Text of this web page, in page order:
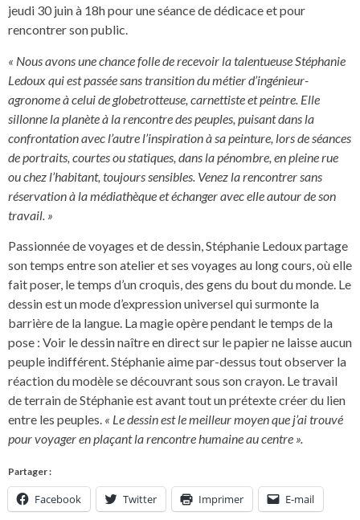
jeudi 30 juin à 18h pour une séance de dédicace et pour
rencontrer son public.
« Nous avons une chance folle de recevoir la talentueuse Stéphanie
Ledoux qui est passée sans transition du métier d’ingénieur-
agronome à celui de globetrotteuse, carnettiste et peintre. Elle
sillonne la planète à la rencontre des peuples, puisant dans la
confrontation avec l’autre l’inspiration à sa peinture, lors de séances
de portraits, courtes ou statiques, dans la pénombre, en pleine rue
ou chez l’habitant, toujours sensibles. Venez la rencontrer sans
réservation à la médiathèque et échanger avec elle autour de son
travail. »
Passionnée de voyages et de dessin, Stéphanie Ledoux partage
son temps entre son atelier et ses voyages au long cours, où elle
fait poser, le temps d’un croquis, des gens du bout du monde. Le
dessin est un mode d’expression universel qui surmonte la
barrière de la langue. La magie opère pendant le temps de la
pose : Voir le dessin naître en direct sur le papier ne laisse aucun
peuple indifférent. Stéphanie aime par-dessus tout observer la
réaction du modèle se découvrant sous son crayon. Le travail
de terrain de Stéphanie est avant tout un prétexte créer du lien
entre les peuples. « Le dessin est le meilleur moyen que j’ai trouvé
pour voyager en plaçant la rencontre humaine au centre ».
Partager :
Facebook Twitter Imprimer E-mail